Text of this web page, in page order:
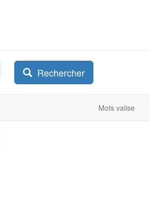
Rechercher
Mots valise